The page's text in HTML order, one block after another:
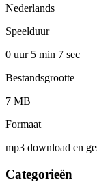
Nederlands
Speelduur
0 uur 5 min 7 sec
Bestandsgrootte
7 MB
Formaat
mp3 download en
Categorieën